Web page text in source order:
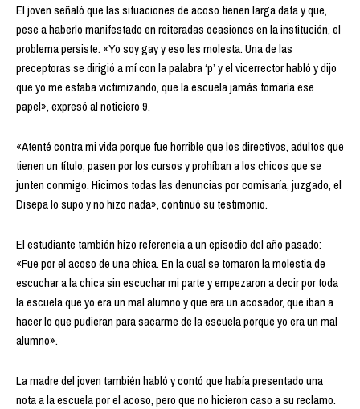
El joven señaló que las situaciones de acoso tienen larga data y que,
pese a haberlo manifestado en reiteradas ocasiones en la institución, el
problema persiste. «Yo soy gay y eso les molesta. Una de las
preceptoras se dirigió a mí con la palabra ‘p’ y el vicerrector habló y dijo
que yo me estaba victimizando, que la escuela jamás tomaría ese
papel», expresó al noticiero 9.
«Atenté contra mi vida porque fue horrible que los directivos, adultos que
tienen un título, pasen por los cursos y prohíban a los chicos que se
junten conmigo. Hicimos todas las denuncias por comisaría, juzgado, el
Disepa lo supo y no hizo nada», continuó su testimonio.
El estudiante también hizo referencia a un episodio del año pasado:
«Fue por el acoso de una chica. En la cual se tomaron la molestia de
escuchar a la chica sin escuchar mi parte y empezaron a decir por toda
la escuela que yo era un mal alumno y que era un acosador, que iban a
hacer lo que pudieran para sacarme de la escuela porque yo era un mal
alumno».
La madre del joven también habló y contó que había presentado una
nota a la escuela por el acoso, pero que no hicieron caso a su reclamo.